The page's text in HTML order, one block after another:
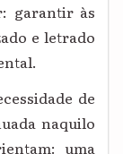
garantir às
e letrado
de
naquilo
uma